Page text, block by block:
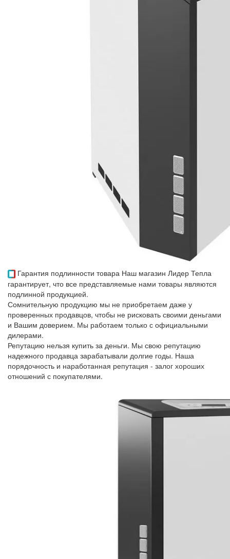
Гарантия подлинности товара Наш магазин Лидер Тепла
гарантирует, что все представляемые нами товары являются
подлинной продукцией.
Сомнительную продукцию мы не приобретаем даже у
проверенных продавцов, чтобы не рисковать своими деньгами
и Вашим доверием. Мы работаем только с официальными
дилерами.
Репутацию нельзя купить за деньги. Мы свою репутацию
надежного продавца зарабатывали долгие годы. Наша
порядочность и наработанная репутация - залог хороших
отношений с покупателями.